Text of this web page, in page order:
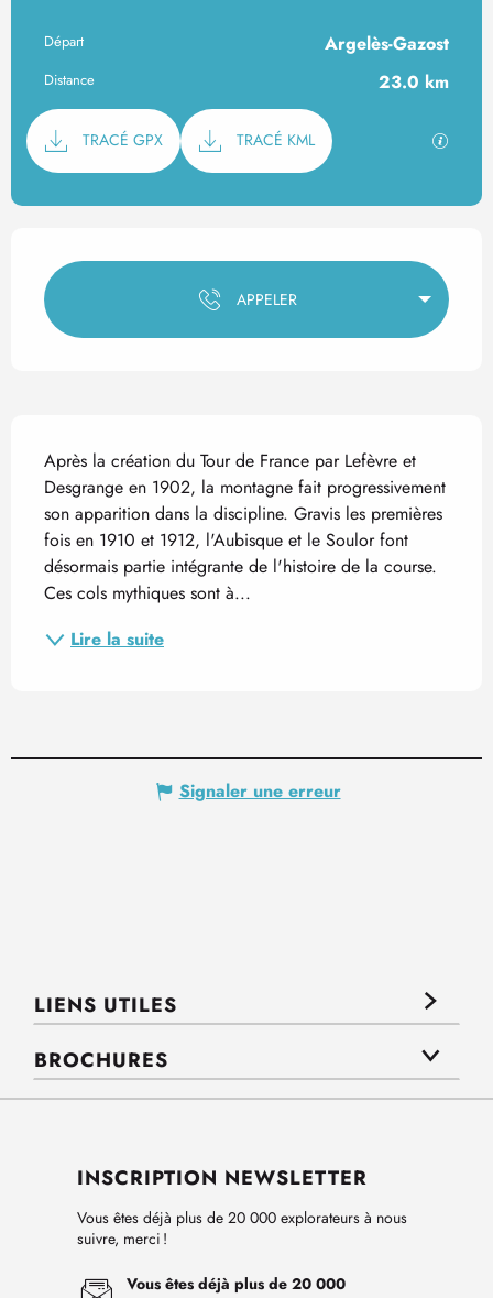
Informations pratiques
Départ Argelès-Gazost
Distance 23.0 km
Documentation
TRACÉ GPX TRACÉ KML
Ouverture et coordonnées
APPELER
Description
Après la création du Tour de France par Lefèvre et
Desgrange en 1902, la montagne fait progressivement
son apparition dans la discipline. Gravis les premières
fois en 1910 et 1912, l'Aubisque et le Soulor font
désormais partie intégrante de l'histoire de la course.
Ces cols mythiques sont à...
Lire la suite
Signaler une erreur
LIENS UTILES
BROCHURES
INSCRIPTION NEWSLETTER
Vous êtes déjà plus de 20 000 explorateurs à nous
suivre, merci !
Vous êtes déjà plus de 20 000